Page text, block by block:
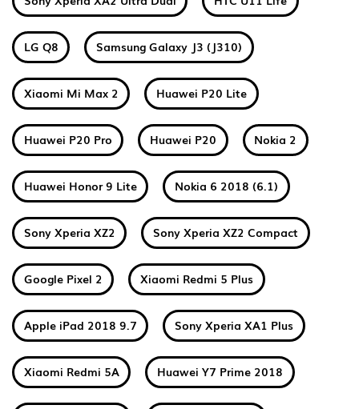
LG Q8 Samsung Galaxy J3 (J310)
Xiaomi Mi Max 2 Huawei P20 Lite
Huawei P20 Pro Huawei P20 Nokia 2
Huawei Honor 9 Lite Nokia 6 2018 (6.1)
Sony Xperia XZ2 Sony Xperia XZ2 Compact
Google Pixel 2 Xiaomi Redmi 5 Plus
Apple iPad 2018 9.7 Sony Xperia XA1 Plus
Xiaomi Redmi 5A Huawei Y7 Prime 2018